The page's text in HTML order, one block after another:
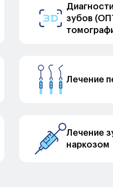
зубов
Лечение
Лечение
наркозом